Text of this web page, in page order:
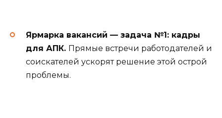
Ярмарка вакансий — задача №1: кадры
для АПК. Прямые встречи работодателей и
соискателей ускорят решение этой острой
проблемы.